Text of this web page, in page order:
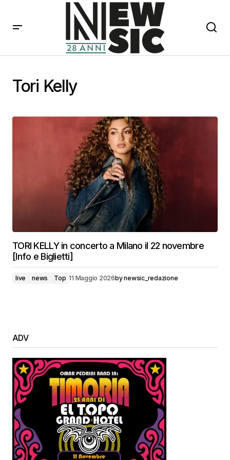
Tori Kelly
TORI KELLY in concerto a Milano il 22 novembre
[Info e Biglietti]
live news Top 11 Maggio 2026bynewsic_redazione
ADV